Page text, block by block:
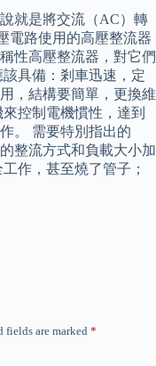
就是將交流（AC）轉
電路使用的高壓整流器
性高壓整流器，對它們
具備：剎車迅速，定
，結構要簡單，更換維
控制電機慣性，達到
。 需要特別指出的
整流方式和負載大小加
作，甚至燒了管子；
fields are marked *